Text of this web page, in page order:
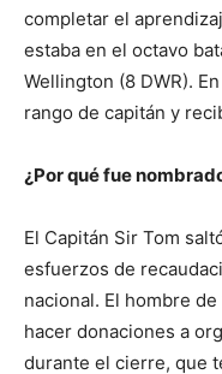
completar el
estaba en el octavo
Wellington (8 DWR).
rango de capitán y
¿Por qué fue
El Capitán Sir Tom
esfuerzos de
nacional. El hombre
hacer donaciones a
durante el cierre, que